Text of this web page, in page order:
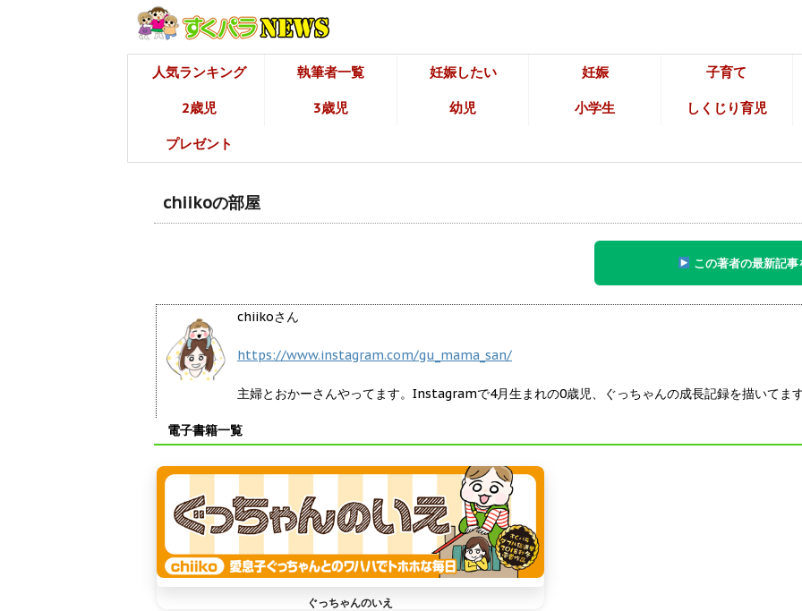
人気ランキング 執筆者一覧 妊娠したい 妊娠 子育て
2歳児 3歳児 幼児 小学生 しくじり育児
プレゼント
chiikoの部屋
この著者の最新記事
chiikoさん
https://www.instagram.com/gu_mama_san/
主婦とおかーさんやってます。Instagramで4月生まれの0歳児、ぐっちゃんの成長記録を描いてま
電子書籍一覧
ぐっちゃんのいえ